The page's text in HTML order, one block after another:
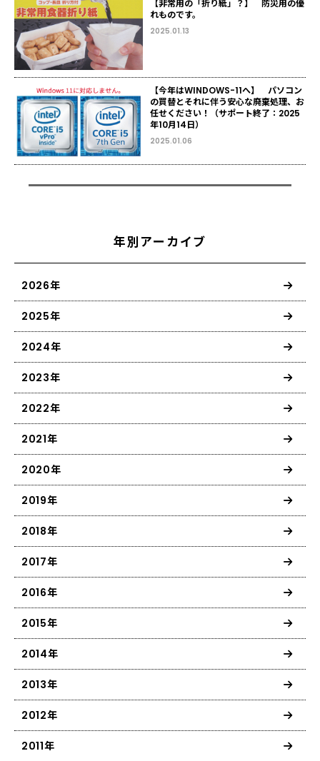
【非常用の「折り紙」？】 防災用の優
れものです。
2025.01.13
【今年はWINDOWS-11へ】 パソコン
の買替とそれに伴う安心な廃棄処理、お
任せください！（サポート終了：2025
年10月14日）
2025.01.06
年別アーカイブ
2026年
2025年
2024年
2023年
2022年
2021年
2020年
2019年
2018年
2017年
2016年
2015年
2014年
2013年
2012年
2011年